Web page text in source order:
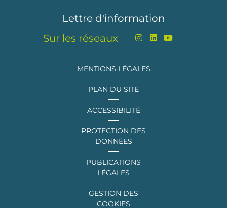
Lettre d'information
Sur les réseaux
MENTIONS LÉGALES
PLAN DU SITE
ACCESSIBILITÉ
PROTECTION DES
DONNÉES
PUBLICATIONS
LÉGALES
GESTION DES
COOKIES